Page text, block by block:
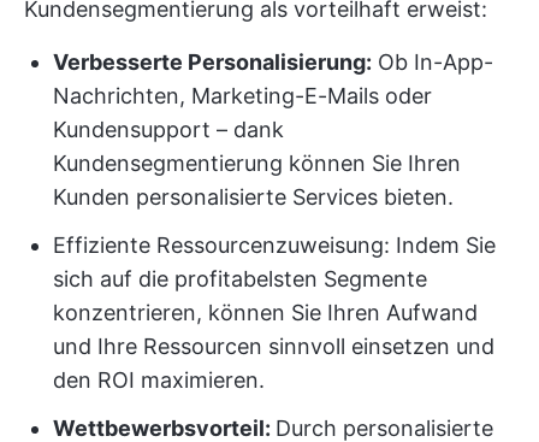
Kundensegmentierung als vorteilhaft erweist:
Verbesserte Personalisierung: Ob In-App-
Nachrichten, Marketing-E-Mails oder
Kundensupport – dank
Kundensegmentierung können Sie Ihren
Kunden personalisierte Services bieten.
Effiziente Ressourcenzuweisung: Indem Sie
sich auf die profitabelsten Segmente
konzentrieren, können Sie Ihren Aufwand
und Ihre Ressourcen sinnvoll einsetzen und
den ROI maximieren.
Wettbewerbsvorteil: Durch personalisierte